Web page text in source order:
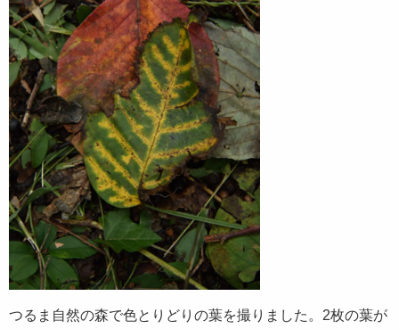
つるま自然の森で色とりどりの葉を撮りました。2枚の葉が